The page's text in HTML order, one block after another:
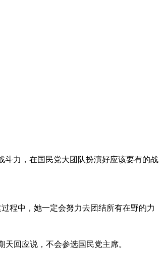
斗力，在国民党大团队扮演好应该要有的战
程中，她一定会努力去团结所有在野的力
回应说，不会参选国民党主席。